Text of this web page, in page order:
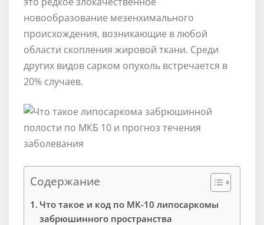
новообразование мезенхимального
происхождения, возникающие в любой
области скопления жировой ткани. Среди
других видов сарком опухоль встречается в
20% случаев.
Содержание
Что такое и код по МК-10 липосаркомы
забрюшинного пространства